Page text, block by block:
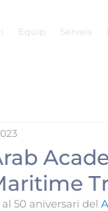
Equip Serveis
50 aniversari del